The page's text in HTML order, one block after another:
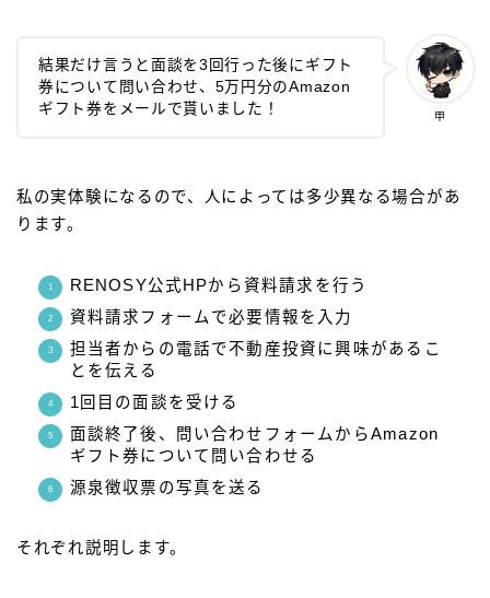
甲
結果だけ言うと面談を3回行った後にギフト
券について問い合わせ、5万円分のAmazon
ギフト券をメールで貰いました！
私の実体験になるので、人によっては多少異なる場合があ
ります。
RENOSY公式HPから資料請求を行う
資料請求フォームで必要情報を入力
担当者からの電話で不動産投資に興味があるこ
とを伝える
1回目の面談を受ける
面談終了後、問い合わせフォームからAmazon
ギフト券について問い合わせる
源泉徴収票の写真を送る
それぞれ説明します。